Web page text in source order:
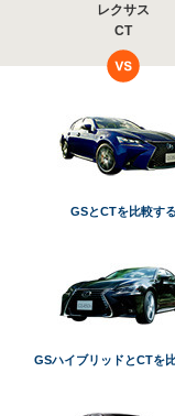
レクサス
CT
GSとCTを比較する
GSハイブリッドとCTを